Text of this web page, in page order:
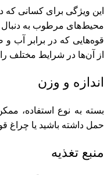
این ویژگی برای کسانی
محیط‌های مرطوب به دنبال
قوه‌هایی که در برابر آب و
از آن‌ها در شرایط مختلف
اندازه و وزن
بسته به نوع استفاده،
حمل داشته باشید یا چراغ
منبع تغذیه